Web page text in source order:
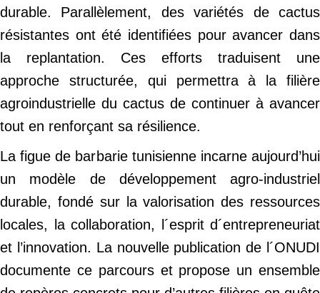
durable. Parallèlement, des variétés de cactus
résistantes ont été identifiées pour avancer dans
la replantation. Ces efforts traduisent une
approche structurée, qui permettra à la filière
agroindustrielle du cactus de continuer à avancer
tout en renforçant sa résilience.
La figue de barbarie tunisienne incarne aujourd’hui
un modèle de développement agro-industriel
durable, fondé sur la valorisation des ressources
locales, la collaboration, l´esprit d´entrepreneuriat
et l’innovation. La nouvelle publication de l´ONUDI
documente ce parcours et propose un ensemble